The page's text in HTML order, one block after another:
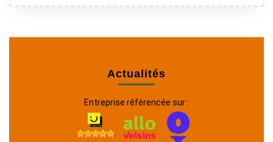
Actualités
Entreprise référencée sur :